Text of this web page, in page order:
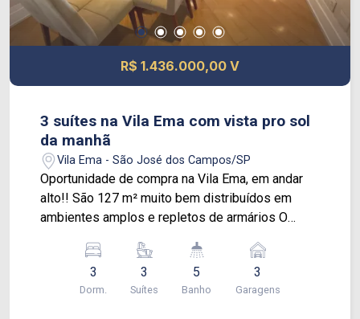
desfrutem de momentos de diversão e
relaxamento sem precisar sair de casa. A
localização privilegiada entre o Jardim Aquarius e
o Jardim Alvorada, próximo a hipermercados,
do fácil acesso às principais vias da cidade,
tornam esse apartamento ainda mais atrativo
para quem busca comodidade e praticidade no
dia a dia.
R$ 1.436.000,00 V
3 suítes na Vila Ema com vista pro sol
da manhã
Vila Ema - São José dos Campos/SP
Oportunidade de compra na Vila Ema, em andar
alto!! São 127 m² muito bem distribuídos em
ambientes amplos e repletos de armários O
sala pra 2 ambientes, cozinha planejada, sem
falar na varanda com churrasqueira com cortina
de vidro e vista livre pro sol da manhã! 3 vagas
3
Dorm.
3
Suítes
5
Banho
3
Garagens